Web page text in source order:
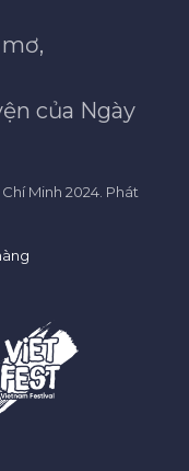
của Ngày
Minh 2024. Phát